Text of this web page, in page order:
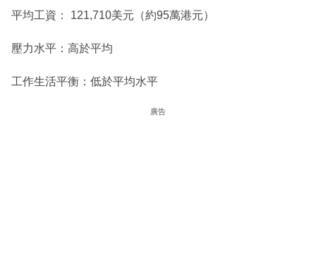
平均工資： 121,710美元（約95萬港元）
壓力水平：高於平均
工作生活平衡：低於平均水平
廣告